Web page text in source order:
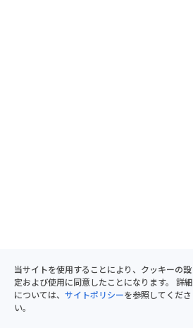
当サイトを使用することにより、クッキーの設
定および使用に同意したことになります。 詳細
については、 サイトポリシーを参照してくださ
い。